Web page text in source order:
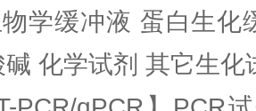
学缓冲液 蛋白生化
化学试剂 其它生化